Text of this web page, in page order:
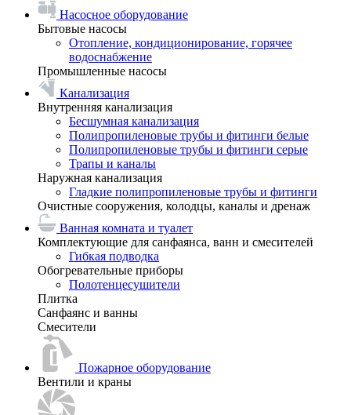
Насосное оборудование
Бытовые насосы
Отопление, кондиционирование, горячее
водоснабжение
Промышленные насосы
Канализация
Внутренняя канализация
Бесшумная канализация
Полипропиленовые трубы и фитинги белые
Полипропиленовые трубы и фитинги серые
Трапы и каналы
Наружная канализация
Гладкие полипропиленовые трубы и фитинги
Очистные сооружения, колодцы, каналы и дренаж
Ванная комната и туалет
Комплектующие для санфаянса, ванн и смесителей
Гибкая подводка
Обогревательные приборы
Полотенцесушители
Плитка
Санфаянс и ванны
Смесители
Пожарное оборудование
Вентили и краны